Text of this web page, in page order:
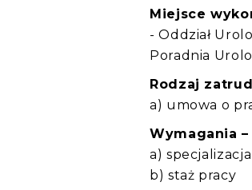
Miejsce
- Oddział
Poradnia
Rodzaj
a) umowa o
Wymagania
a)
b) staż pracy